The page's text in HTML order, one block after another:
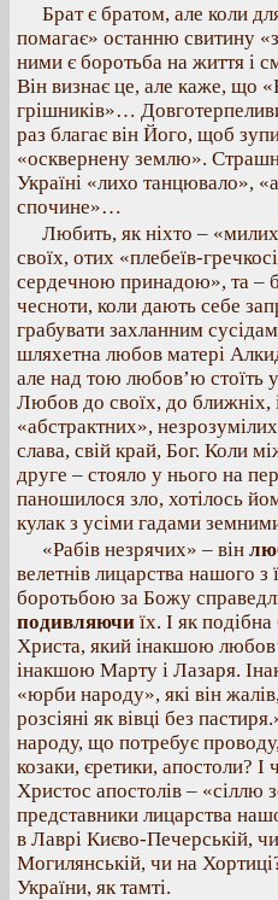
Брат є братом, але коли
помагає» останню свитину
ними є боротьба на життя і
Він визнає це, але каже, що
грішників»…
раз благає він Його, щоб
«осквернену землю».
Україні «лихо танцювало»,
спочине»…
Любить, як ніхто –
своїх, отих «плебеїв-
сердечною принадою», та –
чесноти, коли дають себе
грабувати захланним
шляхетна любов матері
але над тою любов’ю
Любов до своїх, до ближніх,
«абстрактних»,
слава, свій край, Бог. Коли
друге – стояло у нього на
паношилося зло, хотілось
кулак з усіми гадами
«Рабів незрячих» – він
велетнів лицарства нашого
боротьбою за Божу
подивляючи їх. І як
Христа, який інакшою
інакшою Марту і Лазаря.
«юрби народу», які він
розсіяні як вівці без
народу, що потребує
козаки, єретики, апостоли? І
Христос апостолів – «сіллю
представники лицарства
в Лаврі Києво-Печерській,
Могилянській, чи на
України, як тамті.